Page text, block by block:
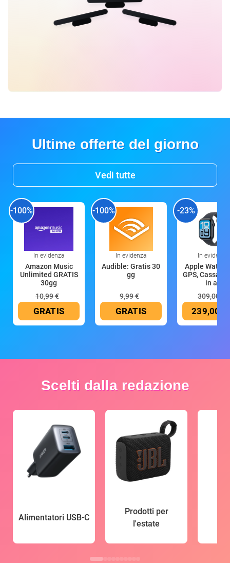
Ultime offerte del giorno
Vedi tutte
-100%
In evidenza
Amazon Music
Unlimited GRATIS
30gg
10,99 €
GRATIS
-100%
In evidenza
Audible: Gratis 30
gg
9,99 €
GRATIS
-23%
In evidenza
Apple Watch
GPS, Cassa
in all
309,00 €
239,00 €
Scelti dalla redazione
Alimentatori USB-C
Prodotti per
l'estate